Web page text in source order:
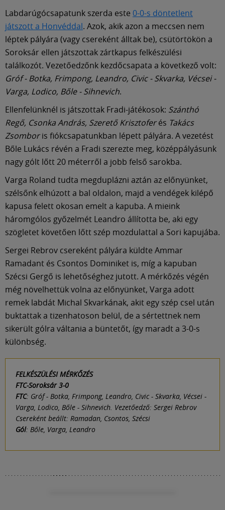
Labdarúgócsapatunk szerda este 0-0-s döntetlent
játszott a Honvéddal. Azok, akik azon a meccsen nem
léptek pályára (vagy csereként álltak be), csütörtökön a
Soroksár ellen játszottak zártkapus felkészülési
találkozót. Vezetőedzőnk kezdőcsapata a következő volt:
Gróf - Botka, Frimpong, Leandro, Civic - Skvarka, Vécsei -
Varga, Lodico, Bőle - Sihnevich.
Ellenfelünknél is játszottak Fradi-játékosok: Szánthó
Regő, Csonka András, Szerető Krisztoferés Takács
Zsomboris fiókcsapatunkban lépett pályára. A vezetést
Bőle Lukács révén a Fradi szerezte meg, középpályásunk
nagy gólt lőtt 20 méterről a jobb felső sarokba.
Varga Roland tudta megduplázni aztán az előnyünket,
szélsőnk elhúzott a bal oldalon, majd a vendégek kilépő
kapusa felett okosan emelt a kapuba. A mieink
háromgólos győzelmét Leandro állította be, aki egy
szögletet követően lőtt szép mozdulattal a Sori kapujába.
Sergei Rebrov csereként pályára küldte Ammar
Ramadant és Csontos Dominiket is, míg a kapuban
Szécsi Gergő is lehetőséghez jutott. A mérkőzés végén
még növelhettük volna az előnyünket, Varga adott
remek labdát Michal Skvarkának, akit egy szép csel után
buktattak a tizenhatoson belül, de a sértettnek nem
sikerült gólra váltania a büntetőt, így maradt a 3-0-s
különbség.
FELKÉSZÜLÉSI MÉRKŐZÉS
FTC-Soroksár 3-0
FTC: Gróf - Botka, Frimpong, Leandro, Civic - Skvarka, Vécsei -
Varga, Lodico, Bőle - Sihnevich. Vezetőedző: Sergei Rebrov
Csereként beállt: Ramadan, Csontos, Szécsi
Gól: Bőle, Varga, Leandro
Shop
Közösség
Múzeum
English